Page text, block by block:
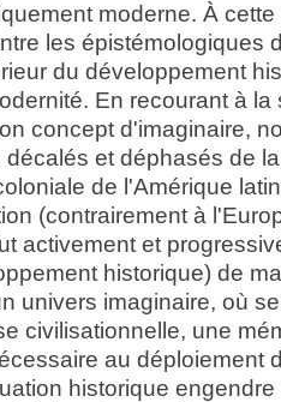
moderne. À
les épistémologiques
du développement
En recourant à la
concept d'imaginaire,
et déphasés de
de l'Amérique
(contrairement à
activement et
historique) de
univers imaginaire, où
civilisationnelle, une
au déploiement
historique